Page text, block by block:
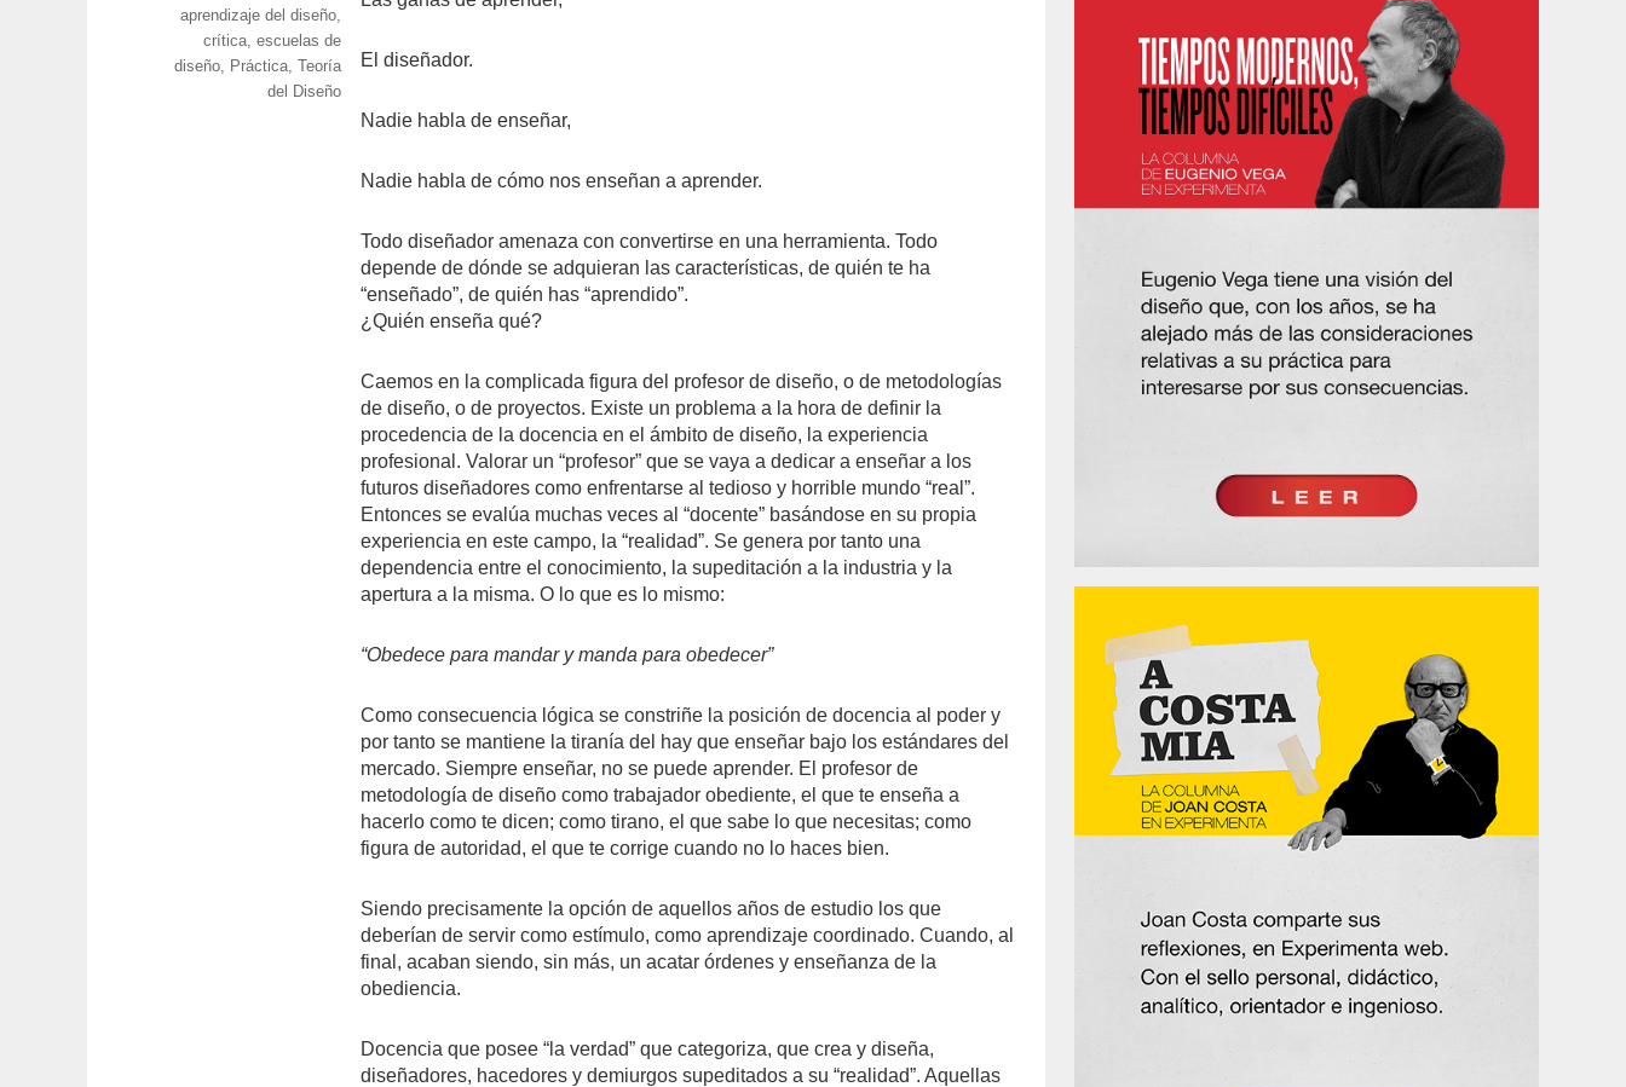
El diseñador.
Nadie habla de enseñar,
Nadie habla de cómo nos enseñan a aprender.
Todo diseñador amenaza con convertirse en una herramienta. Todo
depende de dónde se adquieran las características, de quién te ha
“enseñado”, de quién has “aprendido”.
¿Quién enseña qué?
Caemos en la complicada figura del profesor de diseño, o de metodologías
de diseño, o de proyectos. Existe un problema a la hora de definir la
procedencia de la docencia en el ámbito de diseño, la experiencia
profesional. Valorar un “profesor” que se vaya a dedicar a enseñar a los
futuros diseñadores como enfrentarse al tedioso y horrible mundo “real”.
Entonces se evalúa muchas veces al “docente” basándose en su propia
experiencia en este campo, la “realidad”. Se genera por tanto una
dependencia entre el conocimiento, la supeditación a la industria y la
apertura a la misma. O lo que es lo mismo:
“Obedece para mandar y manda para obedecer”
Como consecuencia lógica se constriñe la posición de docencia al poder y
por tanto se mantiene la tiranía del hay que enseñar bajo los estándares del
mercado. Siempre enseñar, no se puede aprender. El profesor de
metodología de diseño como trabajador obediente, el que te enseña a
hacerlo como te dicen; como tirano, el que sabe lo que necesitas; como
figura de autoridad, el que te corrige cuando no lo haces bien.
Siendo precisamente la opción de aquellos años de estudio los que
deberían de servir como estímulo, como aprendizaje coordinado. Cuando, al
final, acaban siendo, sin más, un acatar órdenes y enseñanza de la
obediencia.
Docencia que posee “la verdad” que categoriza, que crea y diseña,
diseñadores, hacedores y demiurgos supeditados a su “realidad”. Aquellas
Etiquetas
aprendizaje del diseño
crítica ,escuelas de
diseño Práctica ,Teoría
del Diseño